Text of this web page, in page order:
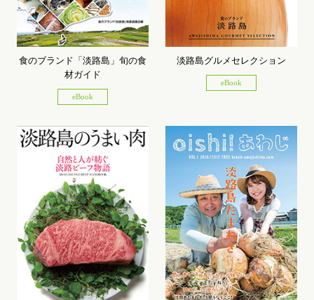
食のブランド「淡路島」旬の食
材ガイド
eBook
淡路島グルメセレクション
eBook